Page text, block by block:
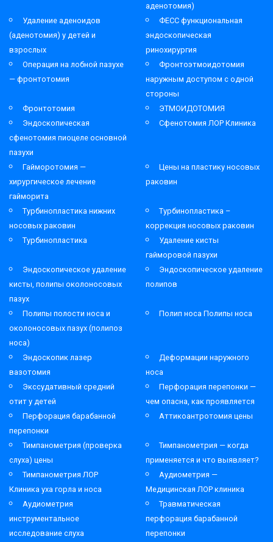
аденотомия)
Удаление аденоидов
(аденотомия) у детей и
взрослых
ФЕСС функциональная
эндоскопическая
ринохирургия
Операция на лобной пазухе
— фронтотомия
Фронтоэтмоидотомия
наружным доступом с одной
стороны
Фронтотомия
ЭТМОИДОТОМИЯ
Эндоскопическая
сфенотомия пиоцеле основной
пазухи
Сфенотомия ЛОР Клиника
Гайморотомия —
хирургическое лечение
гайморита
Цены на пластику носовых
раковин
Турбинопластика нижних
носовых раковин
Турбинопластика –
коррекция носовых раковин
Турбинопластика
Удаление кисты
гайморовой пазухи
Эндоскопическое удаление
кисты, полипы околоносовых
пазух
Эндоскопическое удаление
полипов
Полипы полости носа и
околоносовых пазух (полипоз
носа)
Полип носа Полипы носа
Эндоскопик лазер
вазотомия
Деформации наружного
носа
Экссудативный средний
отит у детей
Перфорация перепонки —
чем опасна, как проявляется
Перфорация барабанной
перепонки
Аттикоантротомия цены
Тимпанометрия (проверка
слуха) цены
Тимпанометрия — когда
применяется и что выявляет?
Тимпанометрия ЛОР
Клиника уха горла и носа
Аудиометрия —
Медицинская ЛОР клиника
Аудиометрия
инструментальное
исследование слуха
Травматическая
перфорация барабанной
перепонки